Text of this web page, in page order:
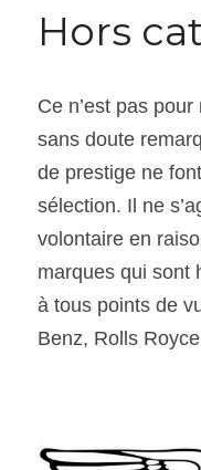
Hors
Ce n’est pas
sans doute
de prestige ne
sélection. Il ne
volontaire en
marques qui sont
à tous points de
Benz, Rolls